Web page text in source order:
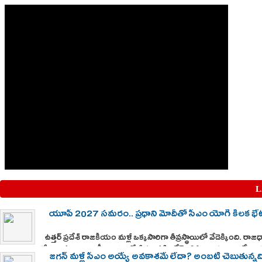
యూపీ 2027 సమరం.. ప్రధాని మోదీతో సీఎం యోగి కీలక
ఉత్తర్ ప్రదేశ్ రాజకీయం మళ్లీ ఒక్కసారిగా తీవ్రస్థాయిలో వేడెక్కింది.
దేశవ్యాప్తంగా రాజకీయ వర్గాల్లో తీవ్ర ఆసక్తిని రేకెత్తిస్తోంది. ప్రధాని
జగన్ మళ్లీ సీఎం అయ్యే అవకాశమే లేదా? అంబటి